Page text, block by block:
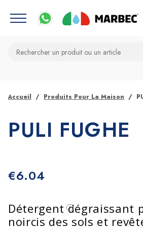
Accueil Produits Pour La Maison
PULI FUGHE
€6.04
Détergent dégraissant
noircis des sols et